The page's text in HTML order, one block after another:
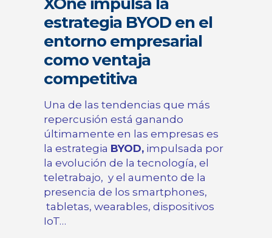
XOne impulsa la
estrategia BYOD en el
entorno empresarial
como ventaja
competitiva
Una de las tendencias que más
repercusión está ganando
últimamente en las empresas es
la estrategia BYOD,impulsada por
la evolución de la tecnología, el
teletrabajo, y el aumento de la
presencia de los smartphones,
tabletas, wearables, dispositivos
IoT…